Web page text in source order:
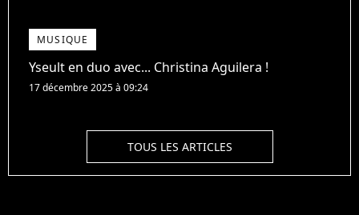
MUSIQUE
Yseult en duo avec... Christina Aguilera !
17 décembre 2025 à 09:24
TOUS LES ARTICLES